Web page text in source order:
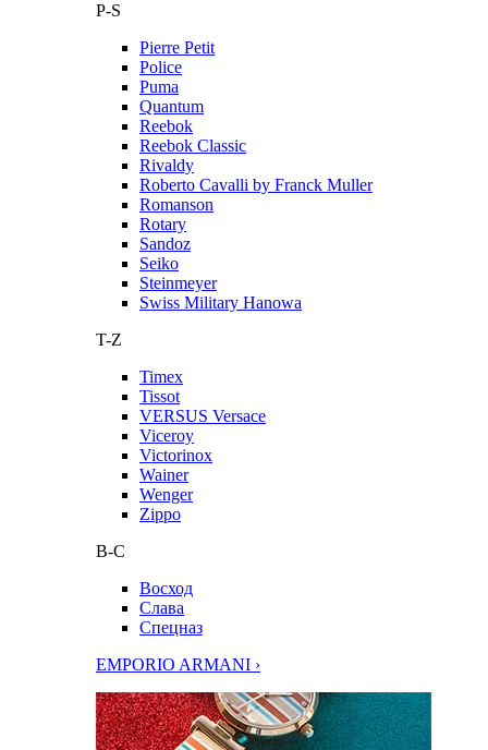
P-S
Pierre Petit
Police
Puma
Quantum
Reebok
Reebok Classic
Rivaldy
Roberto Cavalli by Franck Muller
Romanson
Rotary
Sandoz
Seiko
Steinmeyer
Swiss Military Hanowa
T-Z
Timex
Tissot
VERSUS Versace
Viceroy
Victorinox
Wainer
Wenger
Zippo
В-С
Восход
Слава
Спецназ
EMPORIO ARMANI ›